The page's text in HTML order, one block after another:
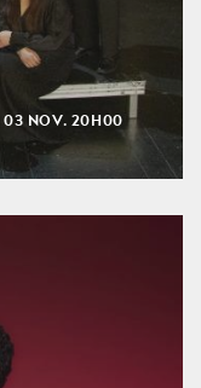
03 NOV. 20H00